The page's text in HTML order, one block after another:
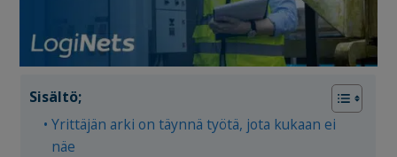
Sisältö;
Yrittäjän arki on täynnä työtä, jota kukaan ei
näe